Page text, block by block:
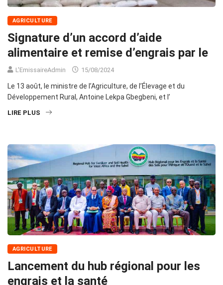
AGRICULTURE
Signature d’un accord d’aide
alimentaire et remise d’engrais par le
L'EmissaireAdmin 15/08/2024
Le 13 août, le ministre de l’Agriculture, de l’Élevage et du
Développement Rural, Antoine Lekpa Gbegbeni, et l’
LIRE PLUS
AGRICULTURE
Lancement du hub régional pour les
engrais et la santé